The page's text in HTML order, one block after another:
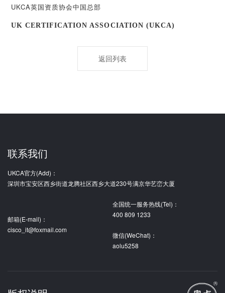
UKCA英国资质协会中国总部
UK CERTIFICATION ASSOCIATION (UKCA)
返回列表
联系我们
UKCA官方(Add)：
深圳市宝安区西乡街道龙腾社区西乡大道230号满京华艺峦大厦
邮箱(E-mail)：
cisco_it@foxmail.com
全国统一服务热线(Tel)：
400 809 1233
微信(WeChat)：
aolu5258